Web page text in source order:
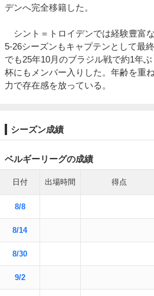
デンへ完全移籍した。
シント＝トロイデンでは経験豊富
5-26シーズンもキャプテンとして最
でも25年10月のブラジル戦で約1年
杯にもメンバー入りした。年齢を重
力で存在感を放っている。
シーズン成績
ベルギーリーグの成績
日付 出場時間 得点
8/8
8/14
8/30
9/2